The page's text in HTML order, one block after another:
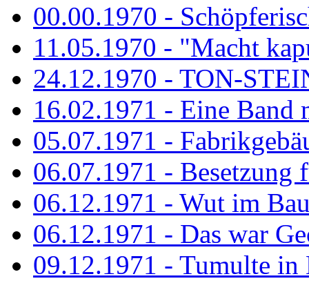
00.00.1970 -
11.05.1970 - "Macht
24.12.1970 - TON-
16.02.1971 - Eine Band
05.07.1971 -
06.07.1971 - Besetzung
06.12.1971 - Wut im
06.12.1971 - Das war
09.12.1971 - Tumulte in